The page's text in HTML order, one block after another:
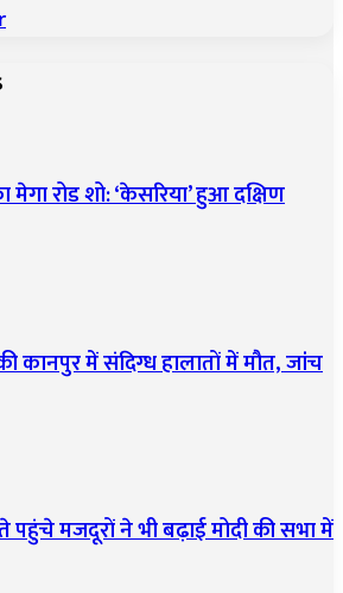
रोड शो: ‘केसरिया’ हुआ दक्षिण
कानपुर में संदिग्ध हालातों में मौत, जांच
पहुंचे मजदूरों ने भी बढ़ाई मोदी की सभा में